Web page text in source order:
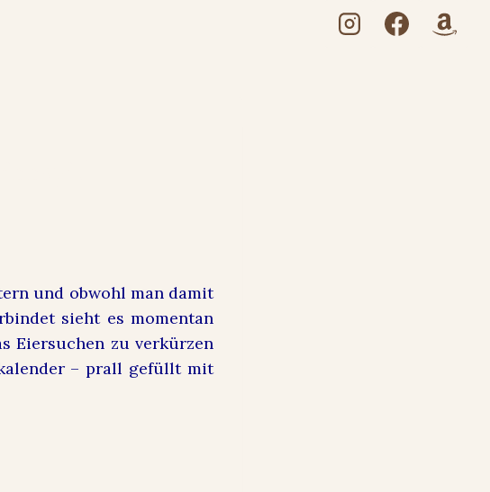
und obwohl man damit
sieht es momentan
Eiersuchen zu verkürzen
– prall gefüllt mit